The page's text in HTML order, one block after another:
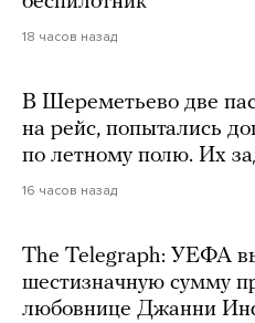
18 часов назад
В Шереметьево две
на рейс, попытались
по летному полю. Их
16 часов назад
The Telegraph: УЕФА
шестизначную сумму
любовнице Джанни